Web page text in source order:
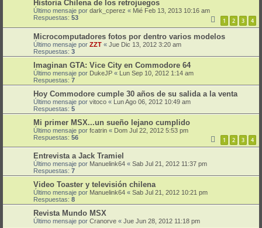
Historia Chilena de los retrojuegos
Último mensaje por dark_cperez « Mié Feb 13, 2013 10:16 am
Respuestas: 53 1 2 3 4
Microcomputadores fotos por dentro varios modelos
Último mensaje por ZZT « Jue Dic 13, 2012 3:20 am
Respuestas: 3
Imaginan GTA: Vice City en Commodore 64
Último mensaje por DukeJP « Lun Sep 10, 2012 1:14 am
Respuestas: 7
Hoy Commodore cumple 30 años de su salida a la venta
Último mensaje por vitoco « Lun Ago 06, 2012 10:49 am
Respuestas: 5
Mi primer MSX...un sueño lejano cumplido
Último mensaje por fcatrin « Dom Jul 22, 2012 5:53 pm
Respuestas: 56 1 2 3 4
Entrevista a Jack Tramiel
Último mensaje por Manuelink64 « Sab Jul 21, 2012 11:37 pm
Respuestas: 7
Video Toaster y televisión chilena
Último mensaje por Manuelink64 « Sab Jul 21, 2012 10:21 pm
Respuestas: 8
Revista Mundo MSX
Último mensaje por Cranorve « Jue Jun 28, 2012 11:18 pm